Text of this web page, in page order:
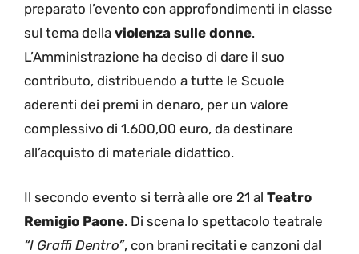
preparato l’evento con approfondimenti in classe
sul tema della violenza sulle donne.
L’Amministrazione ha deciso di dare il suo
contributo, distribuendo a tutte le Scuole
aderenti dei premi in denaro, per un valore
complessivo di 1.600,00 euro, da destinare
all’acquisto di materiale didattico.
Il secondo evento si terrà alle ore 21 al Teatro
Remigio Paone. Di scena lo spettacolo teatrale
“I Graffi Dentro”, con brani recitati e canzoni dal